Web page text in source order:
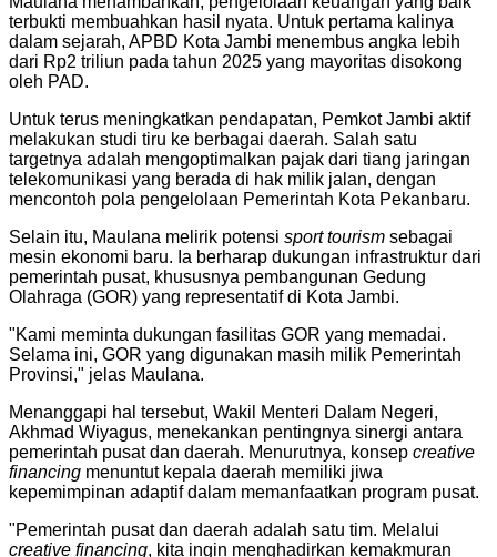
terbukti membuahkan hasil nyata. Untuk pertama kalinya
dalam sejarah, APBD Kota Jambi menembus angka lebih
dari Rp2 triliun pada tahun 2025 yang mayoritas disokong
oleh PAD.
​Untuk terus meningkatkan pendapatan, Pemkot Jambi aktif
melakukan studi tiru ke berbagai daerah. Salah satu
targetnya adalah mengoptimalkan pajak dari tiang jaringan
telekomunikasi yang berada di hak milik jalan, dengan
mencontoh pola pengelolaan Pemerintah Kota Pekanbaru.
​Selain itu, Maulana melirik potensi sport tourism sebagai
mesin ekonomi baru. Ia berharap dukungan infrastruktur dari
pemerintah pusat, khususnya pembangunan Gedung
Olahraga (GOR) yang representatif di Kota Jambi.
​"Kami meminta dukungan fasilitas GOR yang memadai.
Selama ini, GOR yang digunakan masih milik Pemerintah
Provinsi," jelas Maulana.
​Menanggapi hal tersebut, Wakil Menteri Dalam Negeri,
Akhmad Wiyagus, menekankan pentingnya sinergi antara
pemerintah pusat dan daerah. Menurutnya, konsep creative
financing menuntut kepala daerah memiliki jiwa
kepemimpinan adaptif dalam memanfaatkan program pusat.
​"Pemerintah pusat dan daerah adalah satu tim. Melalui
creative financing, kita ingin menghadirkan kemakmuran